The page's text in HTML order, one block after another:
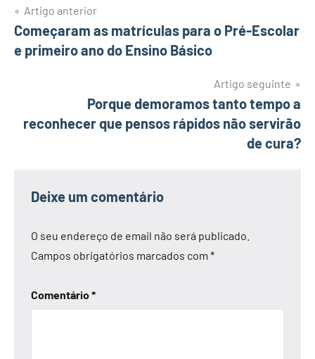
Navegação
de
Artigo anterior
Começaram as matrículas para o Pré-Escolar
e primeiro ano do Ensino Básico
Artigo seguinte
Porque demoramos tanto tempo a
reconhecer que pensos rápidos não servirão
de cura?
Deixe um comentário
O seu endereço de email não será publicado.
Campos obrigatórios marcados com *
Comentário*